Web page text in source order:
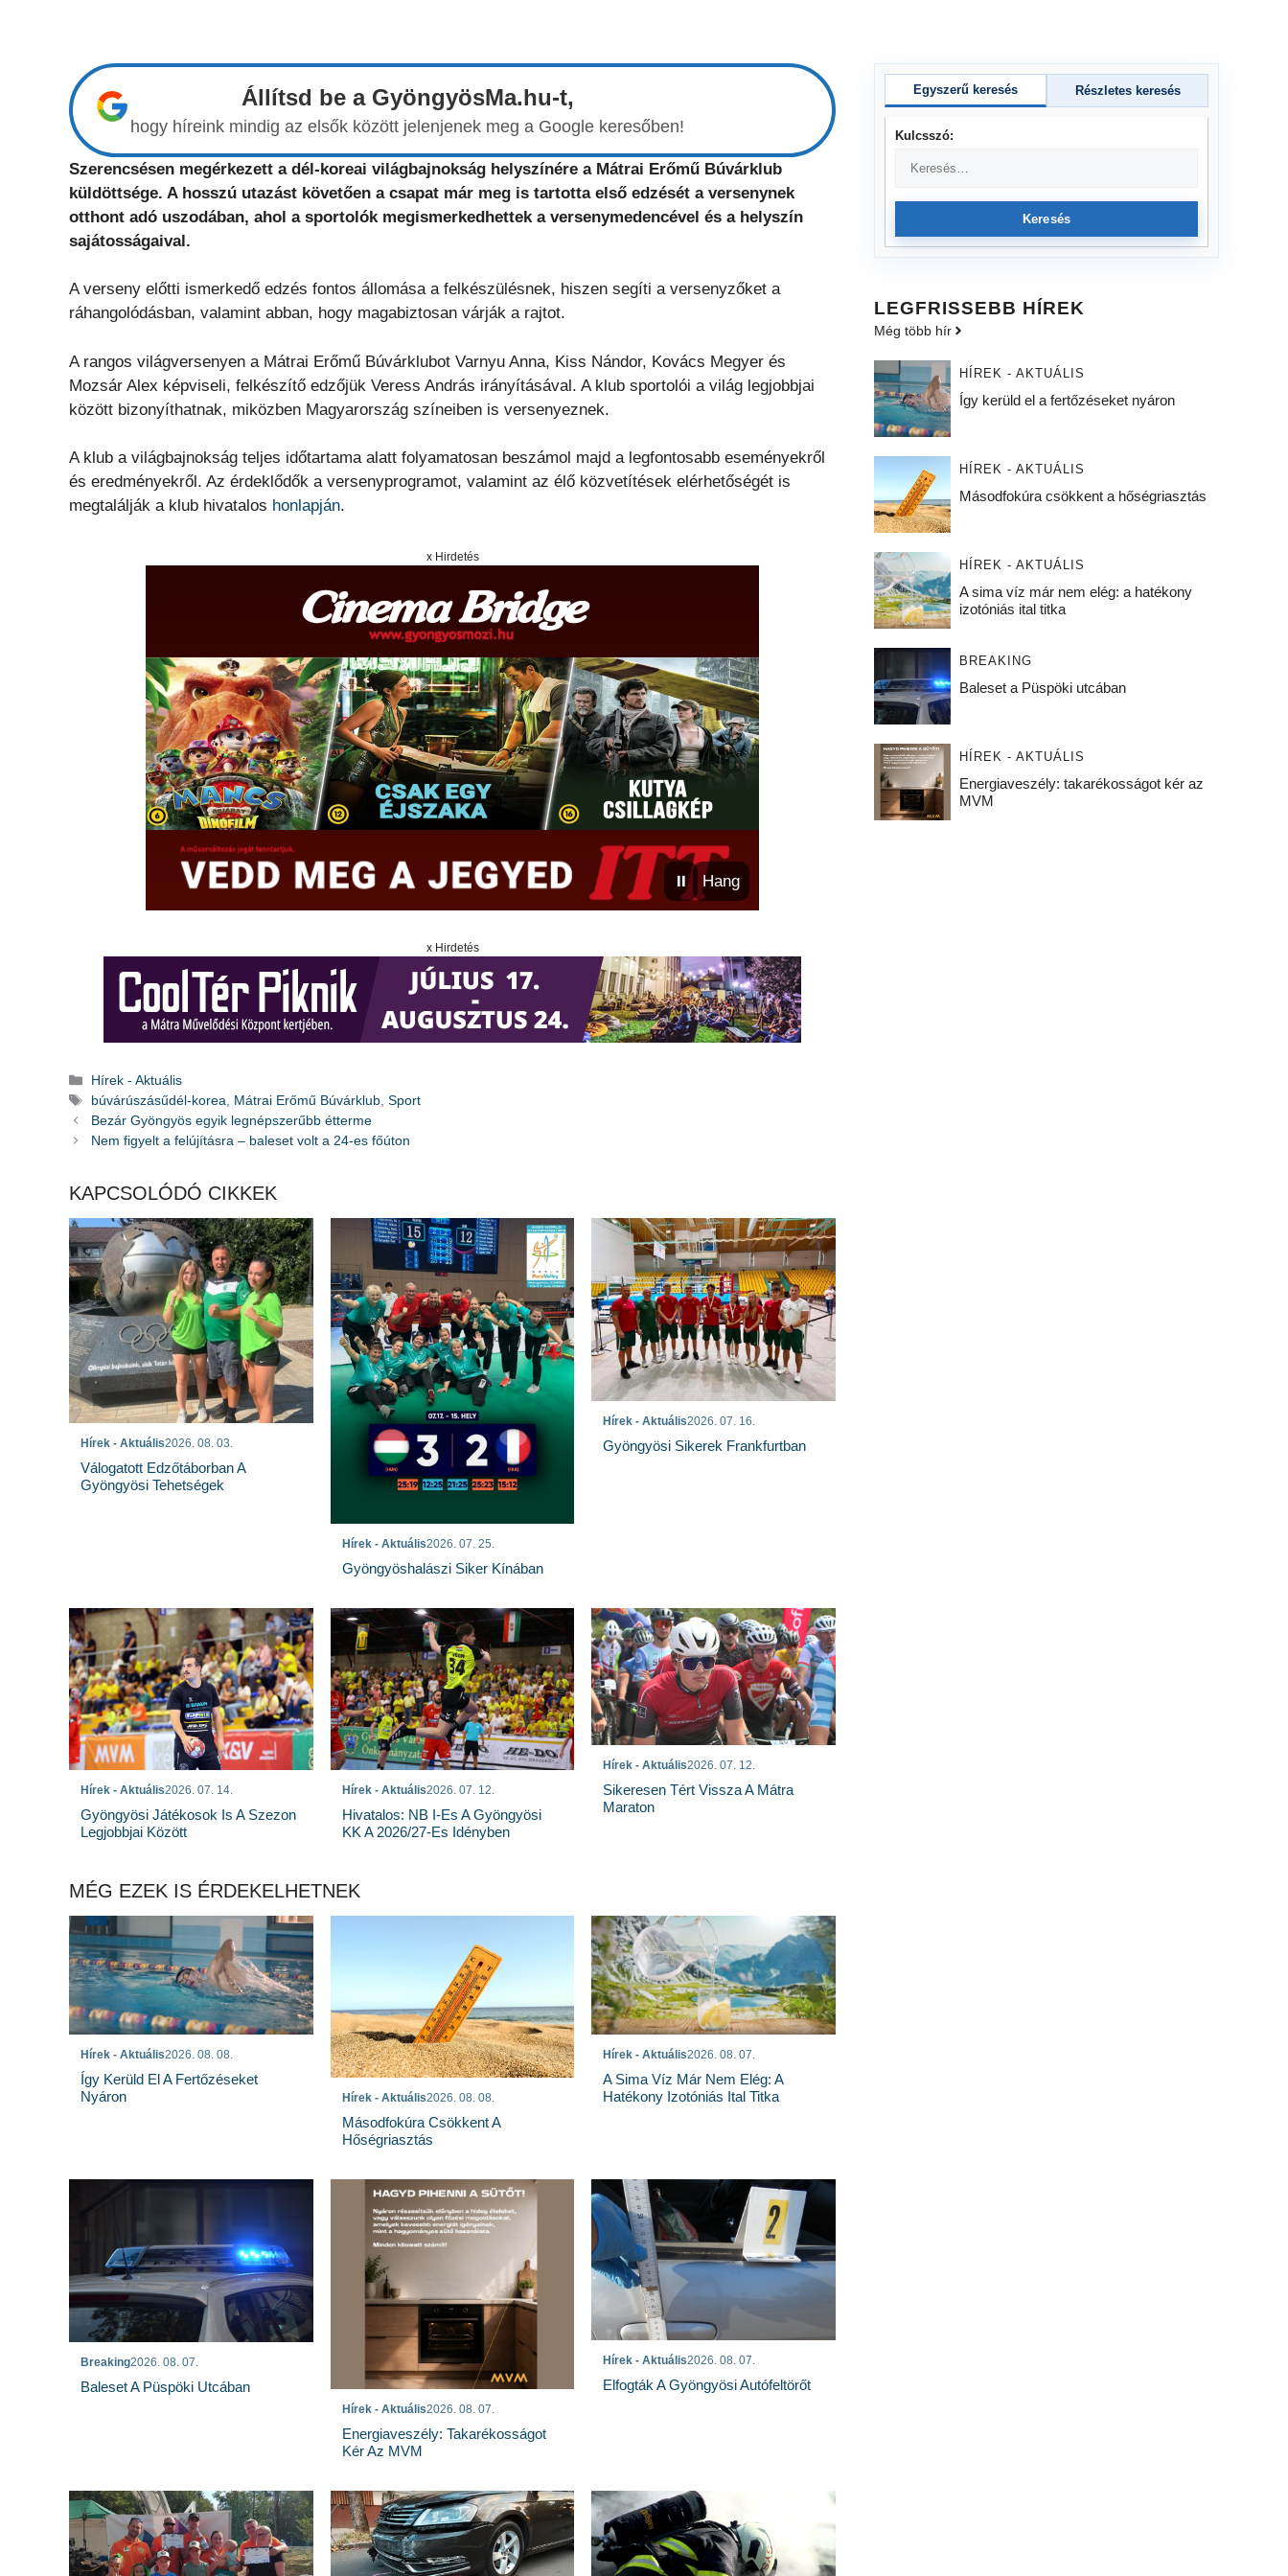
Állítsd be a GyöngyösMa.hu-t,
hogy híreink mindig az elsők között jelenjenek meg a Google keresőben!
Szerencsésen megérkezett a dél-koreai világbajnokság helyszínére a Mátrai Erőmű Búvárklub
küldöttsége. A hosszú utazást követően a csapat már meg is tartotta első edzését a versenynek
otthont adó uszodában, ahol a sportolók megismerkedhettek a versenymedencével és a helyszín
sajátosságaival.
A verseny előtti ismerkedő edzés fontos állomása a felkészülésnek, hiszen segíti a versenyzőket a
ráhangolódásban, valamint abban, hogy magabiztosan várják a rajtot.
A rangos világversenyen a Mátrai Erőmű Búvárklubot Varnyu Anna, Kiss Nándor, Kovács Megyer és
Mozsár Alex képviseli, felkészítő edzőjük Veress András irányításával. A klub sportolói a világ legjobbjai
között bizonyíthatnak, miközben Magyarország színeiben is versenyeznek.
A klub a világbajnokság teljes időtartama alatt folyamatosan beszámol majd a legfontosabb eseményekről
és eredményekről. Az érdeklődők a versenyprogramot, valamint az élő közvetítések elérhetőségét is
megtalálják a klub hivatalos honlapján.
x Hirdetés
⏸ Hang
x Hirdetés
Kategória
Hírek - Aktuális
Címkék
búvárúszásűdél-korea, Mátrai Erőmű Búvárklub,Sport
Bezár Gyöngyös egyik legnépszerűbb étterme
Nem figyelt a felújításra – baleset volt a 24-es főúton
KAPCSOLÓDÓ CIKKEK
Hírek - Aktuális2026. 08. 03.
Válogatott Edzőtáborban A
Gyöngyösi Tehetségek
Hírek - Aktuális2026. 07. 25.
Gyöngyöshalászi Siker Kínában
Hírek - Aktuális2026. 07. 16.
Gyöngyösi Sikerek Frankfurtban
Hírek - Aktuális2026. 07. 14.
Gyöngyösi Játékosok Is A Szezon
Legjobbjai Között
Hírek - Aktuális2026. 07. 12.
Hivatalos: NB I-Es A Gyöngyösi
KK A 2026/27-Es Idényben
Hírek - Aktuális2026. 07. 12.
Sikeresen Tért Vissza A Mátra
Maraton
MÉG EZEK IS ÉRDEKELHETNEK
Hírek - Aktuális2026. 08. 08.
Így Kerüld El A Fertőzéseket
Nyáron
Hírek - Aktuális2026. 08. 08.
Másodfokúra Csökkent A
Hőségriasztás
Hírek - Aktuális2026. 08. 07.
A Sima Víz Már Nem Elég: A
Hatékony Izotóniás Ital Titka
Breaking2026. 08. 07.
Baleset A Püspöki Utcában
Hírek - Aktuális2026. 08. 07.
Energiaveszély: Takarékosságot
Kér Az MVM
Hírek - Aktuális2026. 08. 07.
Elfogták A Gyöngyösi Autófeltörőt
Egyszerű keresés Részletes keresés
Kulcsszó:
Keresés
LEGFRISSEBB HÍREK
Még több hír
HÍREK - AKTUÁLIS
Így kerüld el a fertőzéseket nyáron
HÍREK - AKTUÁLIS
Másodfokúra csökkent a hőségriasztás
HÍREK - AKTUÁLIS
A sima víz már nem elég: a hatékony
izotóniás ital titka
BREAKING
Baleset a Püspöki utcában
HÍREK - AKTUÁLIS
Energiaveszély: takarékosságot kér az
MVM